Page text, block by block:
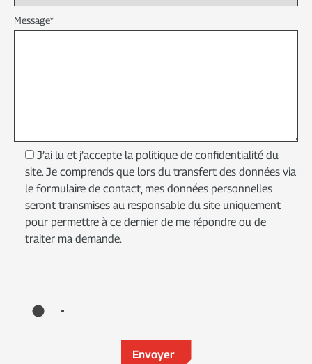
Message*
J’ai lu et j’accepte la politique de confidentialité du
site. Je comprends que lors du transfert des données via
le formulaire de contact, mes données personnelles
seront transmises au responsable du site uniquement
pour permettre à ce dernier de me répondre ou de
traiter ma demande.